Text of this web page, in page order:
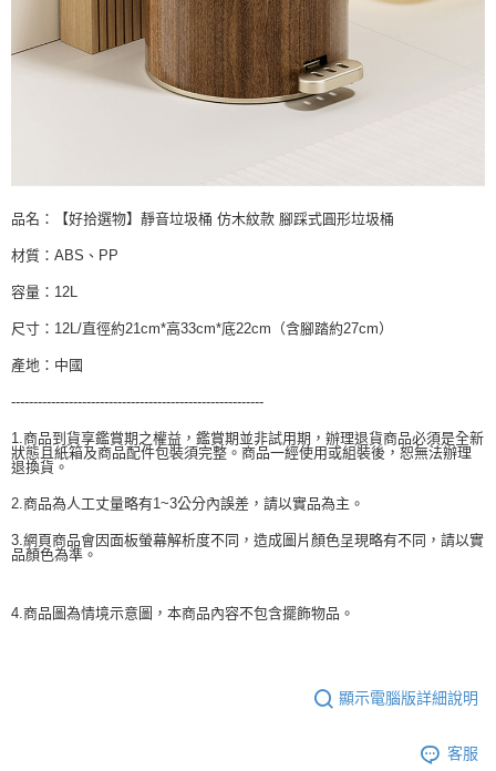
品名：【好拾選物】靜音垃圾桶 仿木紋款 腳踩式圓形垃圾桶
材質：ABS、PP
容量：12L
尺寸：12L/直徑約21cm*高33cm*底22cm（含腳踏約27cm）
產地：中國
---------------------------------------------------------
1.商品到貨享鑑賞期之權益，鑑賞期並非試用期，辦理退貨商品必須是全新
狀態且紙箱及商品配件包裝須完整。商品一經使用或組裝後，恕無法辦理
退換貨。
2.商品為人工丈量略有1~3公分內誤差，請以實品為主。
3.網頁商品會因面板螢幕解析度不同，造成圖片顏色呈現略有不同，請以實
品顏色為準。
4.商品圖為情境示意圖，本商品內容不包含擺飾物品。
顯示電腦版詳細說明
客服